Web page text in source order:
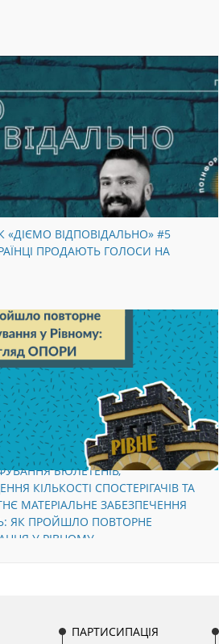
«ДІЄМО ВІДПОВІДАЛЬНО» #5
ПРОДАЮТЬ ГОЛОСИ НА
БЮЛЕТЕНІВ,
КІЛЬКОСТІ СПОСТЕРІГАЧІВ ТА
МАТЕРІАЛЬНЕ ЗАБЕЗПЕЧЕННЯ
ЯК ПРОЙШЛО ПОВТОРНЕ